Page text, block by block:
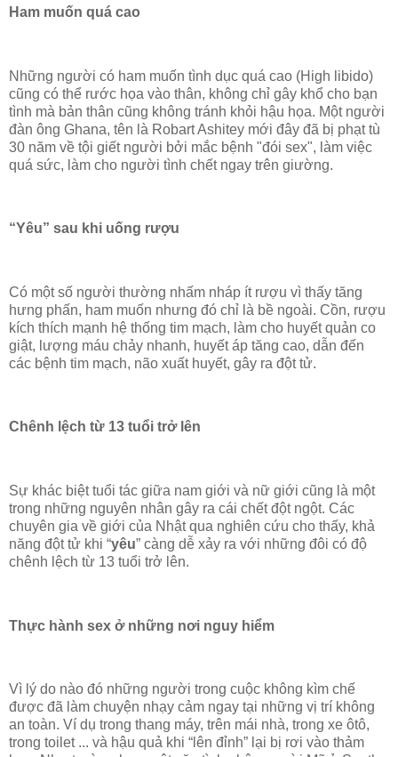
Ham muốn quá cao
Những người có ham muốn tình dục quá cao (High libido)
cũng có thể rước họa vào thân, không chỉ gây khổ cho bạn
tình mà bản thân cũng không tránh khỏi hậu họa. Một người
đàn ông Ghana, tên là Robart Ashitey mới đây đã bị phạt tù
30 năm về tội giết người bởi mắc bệnh "đói sex", làm việc
quá sức, làm cho người tình chết ngay trên giường.
“Yêu” sau khi uống rượu
Có một số người thường nhấm nháp ít rượu vì thấy tăng
hưng phấn, ham muốn nhưng đó chỉ là bề ngoài. Cồn, rượu
kích thích mạnh hệ thống tim mạch, làm cho huyết quản co
giật, lượng máu chảy nhanh, huyết áp tăng cao, dẫn đến
các bệnh tim mạch, não xuất huyết, gây ra đột tử.
Chênh lệch từ 13 tuổi trở lên
Sự khác biệt tuổi tác giữa nam giới và nữ giới cũng là một
trong những nguyên nhân gây ra cái chết đột ngột. Các
chuyên gia về giới của Nhật qua nghiên cứu cho thấy, khả
năng đột tử khi “yêu” càng dễ xảy ra với những đôi có độ
chênh lệch từ 13 tuổi trở lên.
Thực hành sex ở những nơi nguy hiểm
Vì lý do nào đó những người trong cuộc không kìm chế
được đã làm chuyện nhạy cảm ngay tại những vị trí không
an toàn. Ví dụ trong thang máy, trên mái nhà, trong xe ôtô,
trong toilet ... và hậu quả khi “lên đỉnh” lại bị rơi vào thảm